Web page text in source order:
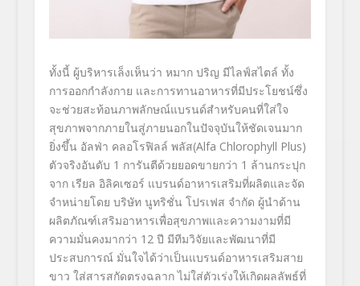
ทั้งนี้ ผู้บริหารเล็งเห็นว่า หมาก ปริญ มีไลฟ์สไตล์ ทั้ง
การออกกำลังกาย และการทานอาหารที่มีประโยชน์ซึ่ง
จะช่วยสะท้อนภาพลักษณ์แบรนด์สำหรับคนที่ใส่ใจ
สุขภาพจากภายในสู่ภายนอกในปัจจุบันให้ชัดเจนมาก
ยิ่งขึ้น อัลฟ่า คลอโรฟิลล์ พลัส(Alfa Chlorophyll Plus)
ตัวจริงอันดับ 1 การันตีด้วยยอดขายกว่า 1 ล้านกระปุก
จาก เรียล อิลิคเซอร์ แบรนด์อาหารเสริมที่ผลิตและจัด
จำหน่ายโดย บริษัท นูทริชั่น โปรเฟส จำกัด ผู้นำด้าน
ผลิตภัณฑ์เสริมอาหารเพื่อสุขภาพและความงามที่มี
ความมั่นคงมากว่า 12 ปี มีทีมวิจัยและพัฒนาที่มี
ประสบการณ์ มั่นใจได้ว่าเป็นแบรนด์อาหารเสริมสาย
ขาว ใส่สารสกัดตรงฉลาก ไม่ใส่ตัวเร่งให้เกิดผลลัพธ์ที่